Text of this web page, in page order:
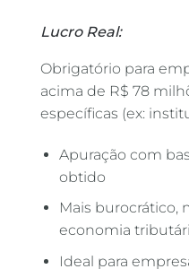
Lucro Real:
Obrigatório para
acima de R$ 78
específicas (ex:
Apuração com
obtido
Mais burocrático,
economia
Ideal para